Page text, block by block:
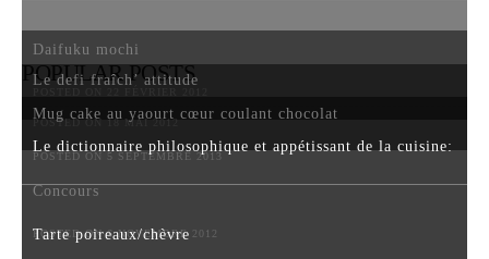
POPULAR POSTS
Daifuku mochi
Le defi fraîch’ attitude
POSTED ON 18 MAI 2012
Mug cake au yaourt cœur coulant chocolat
POSTED ON 5 SEPTEMBRE 2013
Le dictionnaire philosophique et appétissant de la cuisine:
Concours
POSTED ON 6 NOVEMBRE 2012
Tarte poireaux/chèvre